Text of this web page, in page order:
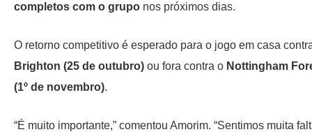
completos com o grupo nos próximos dias.
O retorno competitivo é esperado para o jogo em casa
Brighton (25 de outubro) ou fora contra o Nottingham
(1º de novembro).
“É muito importante,” comentou Amorim. “Sentimos muita